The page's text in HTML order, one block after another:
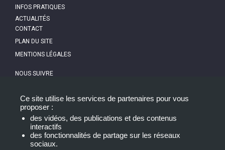
INFOS PRATIQUES
ACTUALITÉS
PIED
DE
PAGE
CONTACT
PLAN DU SITE
MENTIONS LÉGALES
NOUS SUIVRE
NEWSLETTER
Ce site utilise les services de partenaires pour vous
proposer :
des vidéos, des publications et des contenus
interactifs
des fonctionnalités de partage sur les réseaux
sociaux.